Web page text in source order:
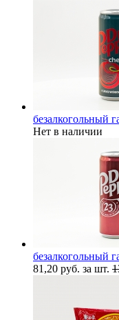
безалкогольный
Нет в наличии
безалкогольный
81,20 руб. за шт.